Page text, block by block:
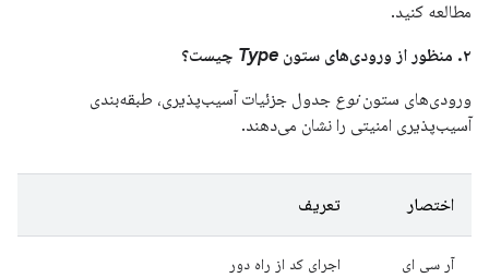
مطالعه کنید.
۲. منظور از ورودی‌های ستون
Type چیست؟
ورودی‌های ستوننوع جدول جزئیات آسیب‌پذیری، طبقه‌بندی
آسیب‌پذیری امنیتی را نشان می‌دهند.
اختصار تعریف
آر سی ای اجرای کد از راه دور